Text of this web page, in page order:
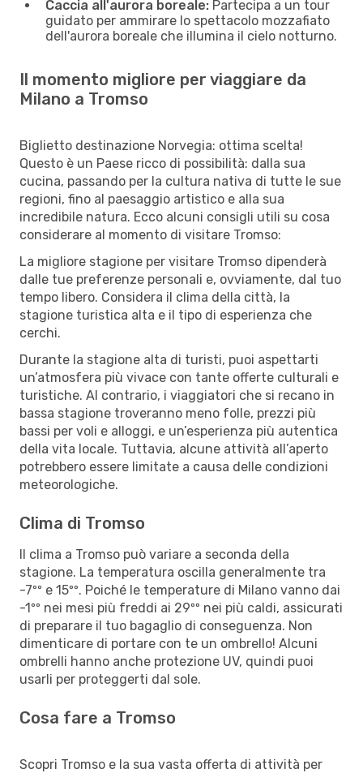
Caccia all'aurora boreale: Partecipa a un tour
guidato per ammirare lo spettacolo mozzafiato
dell'aurora boreale che illumina il cielo notturno.
Il momento migliore per viaggiare da
Milano a Tromso
Biglietto destinazione Norvegia: ottima scelta!
Questo è un Paese ricco di possibilità: dalla sua
cucina, passando per la cultura nativa di tutte le sue
regioni, fino al paesaggio artistico e alla sua
incredibile natura. Ecco alcuni consigli utili su cosa
considerare al momento di visitare Tromso:
La migliore stagione per visitare Tromso dipenderà
dalle tue preferenze personali e, ovviamente, dal tuo
tempo libero. Considera il clima della città, la
stagione turistica alta e il tipo di esperienza che
cerchi.
Durante la stagione alta di turisti, puoi aspettarti
un’atmosfera più vivace con tante offerte culturali e
turistiche. Al contrario, i viaggiatori che si recano in
bassa stagione troveranno meno folle, prezzi più
bassi per voli e alloggi, e un’esperienza più autentica
della vita locale. Tuttavia, alcune attività all’aperto
potrebbero essere limitate a causa delle condizioni
meteorologiche.
Clima di Tromso
Il clima a Tromso può variare a seconda della
stagione. La temperatura oscilla generalmente tra
-7ºº e 15ºº. Poiché le temperature di Milano vanno dai
-1ºº nei mesi più freddi ai 29ºº nei più caldi, assicurati
di preparare il tuo bagaglio di conseguenza. Non
dimenticare di portare con te un ombrello! Alcuni
ombrelli hanno anche protezione UV, quindi puoi
usarli per proteggerti dal sole.
Cosa fare a Tromso
Scopri Tromso e la sua vasta offerta di attività per